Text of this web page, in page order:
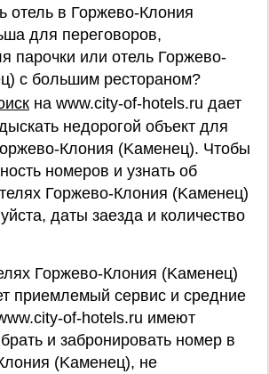
отель в Горжево-Клония
для переговоров,
парочки или отель Горжево-
с большим рестораном?
на www.city-of-hotels.ru дает
недорогой объект для
Клония (Kaменец). Чтобы
номеров и узнать об
Горжево-Клония (Kaменец)
даты заезда и количество
Горжево-Клония (Kaменец)
приемлемый сервис и средние
of-hotels.ru имеют
и забронировать номер в
(Kaменец), не